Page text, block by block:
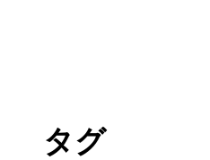
タグ